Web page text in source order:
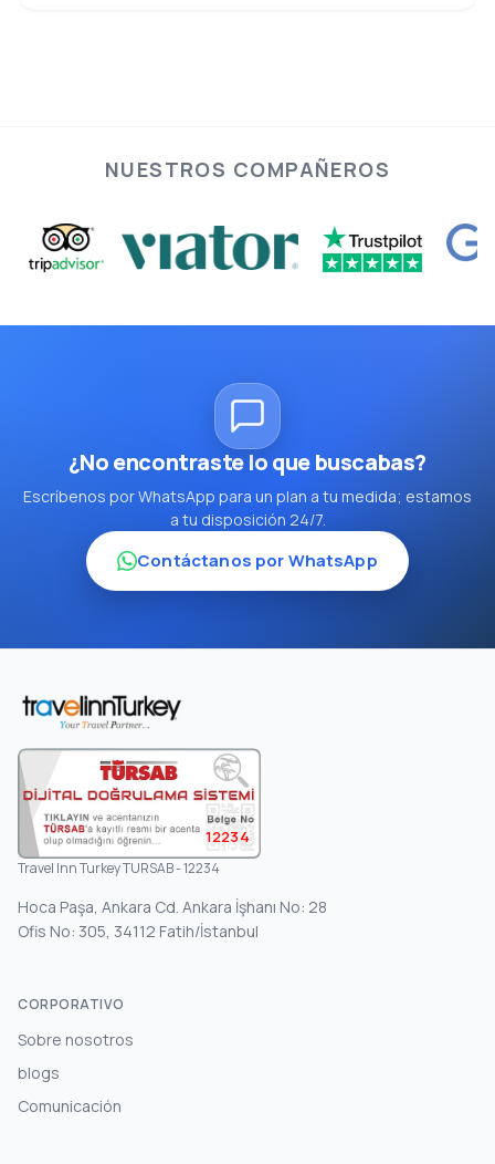
NUESTROS COMPAÑEROS
¿No encontraste lo que buscabas?
Escríbenos por WhatsApp para un plan a tu medida; estamos
a tu disposición 24/7.
Contáctanos por WhatsApp
12234
Travel Inn Turkey TURSAB - 12234
Hoca Paşa, Ankara Cd. Ankara İşhanı No: 28
Ofis No: 305, 34112 Fatih/İstanbul
CORPORATIVO
Sobre nosotros
blogs
Comunicación